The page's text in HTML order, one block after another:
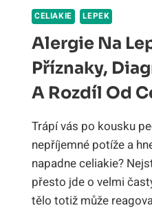
CELIAKIE LEPEK
Alergie Na
Příznaky,
A Rozdíl Od
Trápí vás po kousku
nepříjemné potíže a
napadne celiakie?
přesto jde o velmi
tělo totiž může